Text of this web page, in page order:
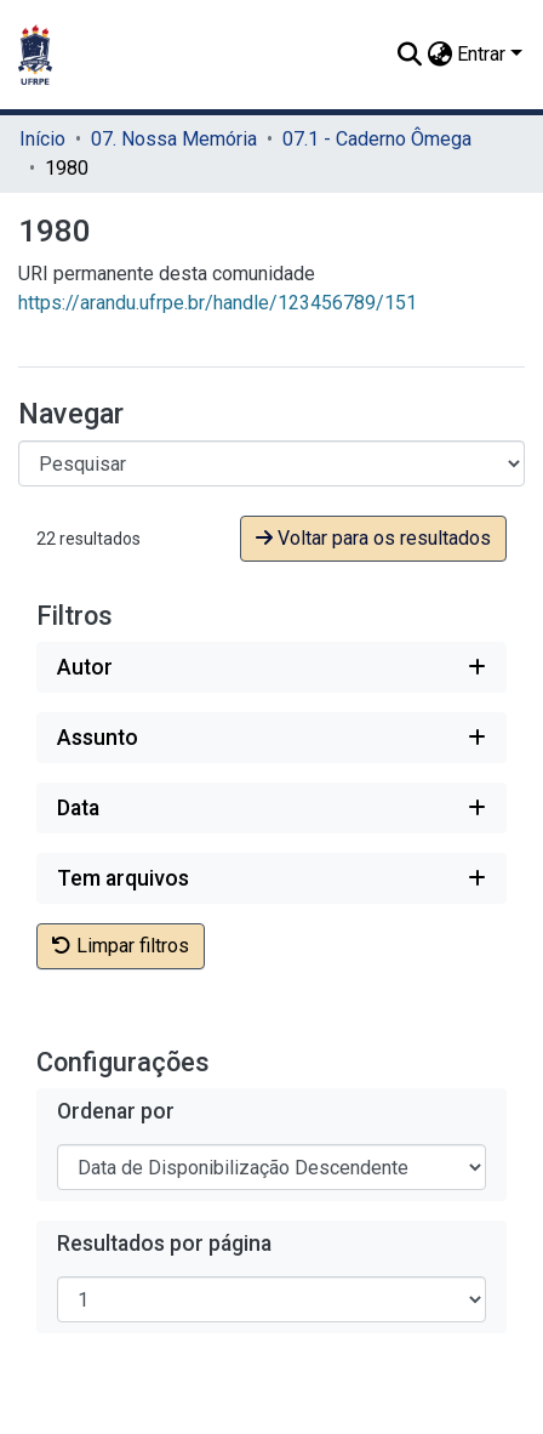
Entrar
Início 07. Nossa Memória
07.1 - Caderno Ômega
1980
1980
URI permanente desta comunidade
https://arandu.ufrpe.br/handle/123456789/151
Navegar
22 resultados Voltar para os resultados
Filtros
Autor
Assunto
Data
Tem arquivos
Limpar filtros
Configurações
Ordenar por
Resultados por página